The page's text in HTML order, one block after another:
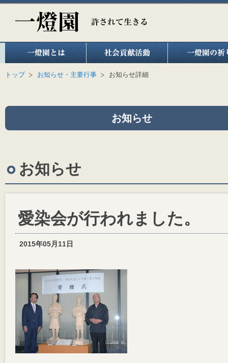
トップ お知らせ・主要行事 お知らせ詳細
お知らせ
お知らせ
愛染会が行われました。
2015年05月11日